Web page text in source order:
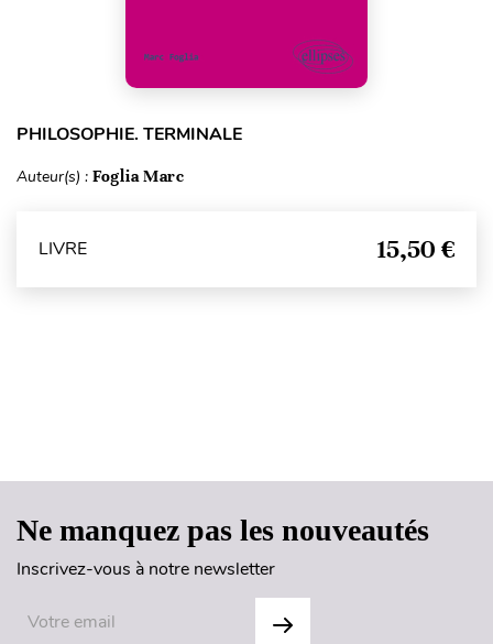
PHILOSOPHIE. TERMINALE
Auteur(s) : Foglia Marc
LIVRE 15,50 €
Ne manquez pas les nouveautés
Inscrivez-vous à notre newsletter